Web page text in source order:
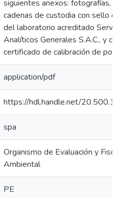
siguientes anexos: fotografías,
cadenas de custodia con sello
del laboratorio acreditado
Analíticos Generales S.A.C., y
certificado de calibración de
application/pdf
https://hdl.handle.net/
spa
Organismo de Evaluación y
Ambiental
PE